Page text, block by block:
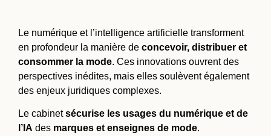
Le numérique et l’intelligence artificielle transforment
en profondeur la manière de concevoir, distribuer et
consommer la mode. Ces innovations ouvrent des
perspectives inédites, mais elles soulèvent également
des enjeux juridiques complexes.
Le cabinetsécurise les usages du numérique et de
l’IA des marques et enseignes de mode.